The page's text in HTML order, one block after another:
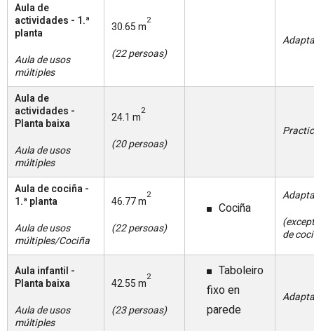
Aula de
actividades - 1.ª
planta
Aula de usos
múltiples
30.65 m2
(22 persoas)
Aula de
actividades -
Planta baixa
Aula de usos
múltiples
24.1 m2
(20 persoas)
Aula de cociña -
1.ª planta
Aula de usos
múltiples/Cociña
46.77 m2
(22 persoas)
Cociña
de
Aula infantil -
Planta baixa
Aula de usos
múltiples
42.55 m2
(23 persoas)
Taboleiro
fixo en
parede